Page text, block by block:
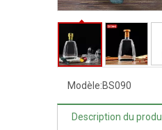
Modèle:BS090
Description du